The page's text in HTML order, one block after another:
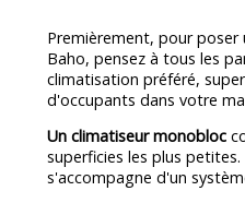
Premièrement, pour
Baho, pensez à tous les
climatisation préféré,
d'occupants dans votre
Un climatiseur monobloc
superficies les plus
s'accompagne d'un